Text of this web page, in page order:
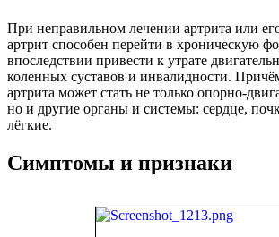
При неправильном лечении артрита или
артрит способен перейти в хроническую
впоследствии привести к утрате
коленных суставов и инвалидности.
артрита может стать не только опорно-
но и другие органы и системы: сердце,
лёгкие.
Симптомы и признаки